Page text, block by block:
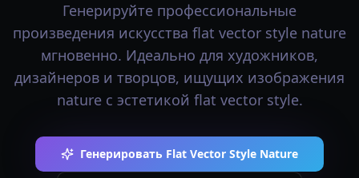
Генерируйте профессиональные
произведения искусства flat vector style nature
мгновенно. Идеально для художников,
дизайнеров и творцов, ищущих изображения
nature с эстетикой flat vector style.
Генерировать Flat Vector Style Nature